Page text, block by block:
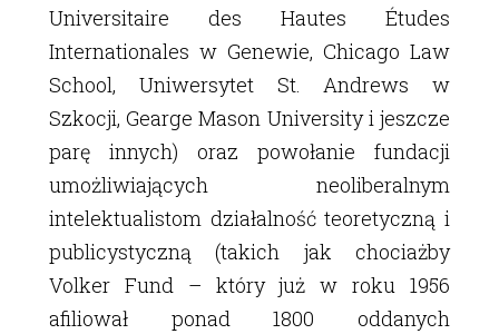
Universitaire des Hautes Études
Internationales w Genewie, Chicago Law
School, Uniwersytet St. Andrews w
Szkocji, Gearge Mason University i jeszcze
parę innych) oraz powołanie fundacji
umożliwiających neoliberalnym
intelektualistom działalność teoretyczną i
publicystyczną (takich jak chociażby
Volker Fund – który już w roku 1956
afiliował ponad 1800 oddanych